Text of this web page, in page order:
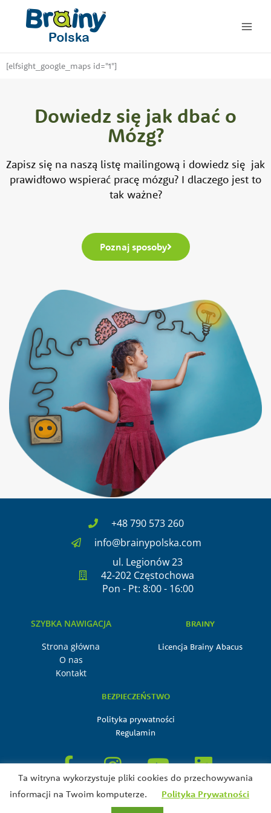
[elfsight_google_maps id="1"]
Dowiedz się jak dbać o
Mózg?
Zapisz się na naszą listę mailingową i dowiedz się jak
prawidłowo wspierać pracę mózgu? I dlaczego jest to
tak ważne?
Poznaj sposoby
+48 790 573 260
info@brainypolska.com
ul. Legionów 23
42-202 Częstochowa
Pon - Pt: 8:00 - 16:00
SZYBKA NAWIGACJA
Strona główna
O nas
Kontakt
BRAINY
Licencja Brainy Abacus
BEZPIECZEŃSTWO
Polityka prywatności
Regulamin
F
a
c
I
n
s
Y
o
u
L
i
n
© Wszystkie Prawa Zastrzeżone Brain-Child LearningTM 2026
Ta witryna wykorzystuje pliki cookies do przechowywania
informacji na Twoim komputerze.
Polityka Prywatności